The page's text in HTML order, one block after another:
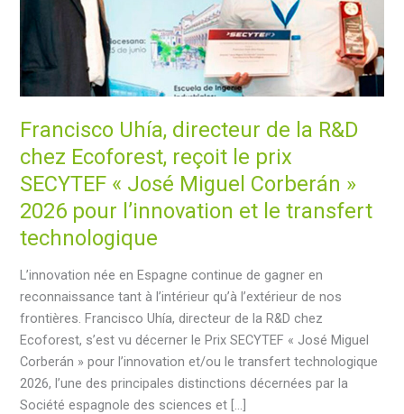
Francisco Uhía, directeur de la R&D
chez Ecoforest, reçoit le prix
SECYTEF « José Miguel Corberán »
2026 pour l’innovation et le transfert
technologique
L’innovation née en Espagne continue de gagner en
reconnaissance tant à l’intérieur qu’à l’extérieur de nos
frontières. Francisco Uhía, directeur de la R&D chez
Ecoforest, s’est vu décerner le Prix SECYTEF « José Miguel
Corberán » pour l’innovation et/ou le transfert technologique
2026, l’une des principales distinctions décernées par la
Société espagnole des sciences et […]